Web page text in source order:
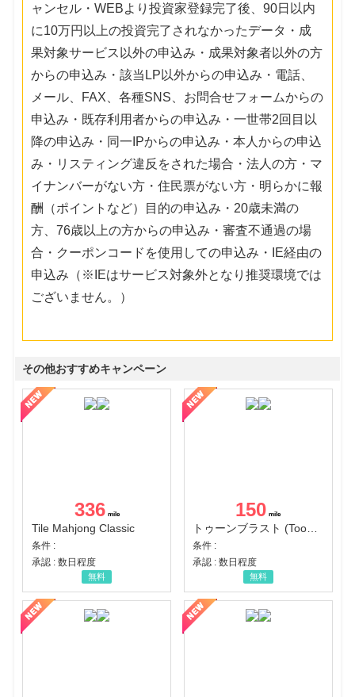
ャンセル・WEBより投資家登録完了後、90日以内
に10万円以上の投資完了されなかったデータ・成
果対象サービス以外の申込み・成果対象者以外の方
からの申込み・該当LP以外からの申込み・電話、
メール、FAX、各種SNS、お問合せフォームからの
申込み・既存利用者からの申込み・一世帯2回目以
降の申込み・同一IPからの申込み・本人からの申込
み・リスティング違反をされた場合・法人の方・マ
イナンバーがない方・住民票がない方・明らかに報
酬（ポイントなど）目的の申込み・20歳未満の
方、76歳以上の方からの申込み・審査不通過の場
合・クーポンコードを使用しての申込み・IE経由の
申込み（※IEはサービス対象外となり推奨環境では
ございません。）
その他おすすめキャンペーン
336
Tile Mahjong Classic
条件 :
承認 : 数日程度
無料
150
トゥーンブラスト (Toon Blast)
条件 :
承認 : 数日程度
無料